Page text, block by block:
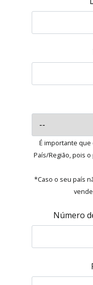
É importante
País/Região, pois
*Caso o seu país
Número